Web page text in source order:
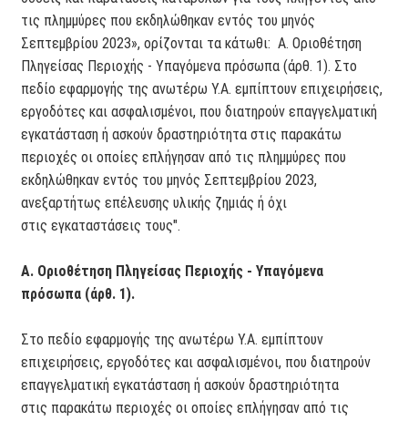
τις πλημμύρες που εκδηλώθηκαν εντός του μηνός
Σεπτεμβρίου 2023», ορίζονται τα κάτωθι: Α. Οριοθέτηση
Πληγείσας Περιοχής - Υπαγόμενα πρόσωπα (άρθ. 1). Στο
πεδίο εφαρμογής της ανωτέρω Υ.Α. εμπίπτουν επιχειρήσεις,
εργοδότες και ασφαλισμένοι, που διατηρούν επαγγελματική
εγκατάσταση ή ασκούν δραστηριότητα στις παρακάτω
περιοχές οι οποίες επλήγησαν από τις πλημμύρες που
εκδηλώθηκαν εντός του μηνός Σεπτεμβρίου 2023,
ανεξαρτήτως επέλευσης υλικής ζημιάς ή όχι
στις εγκαταστάσεις τους".
Α. Οριοθέτηση Πληγείσας Περιοχής - Υπαγόμενα
πρόσωπα (άρθ. 1).
Στο πεδίο εφαρμογής της ανωτέρω Υ.Α. εμπίπτουν
επιχειρήσεις, εργοδότες και ασφαλισμένοι, που διατηρούν
επαγγελματική εγκατάσταση ή ασκούν δραστηριότητα
στις παρακάτω περιοχές οι οποίες επλήγησαν από τις